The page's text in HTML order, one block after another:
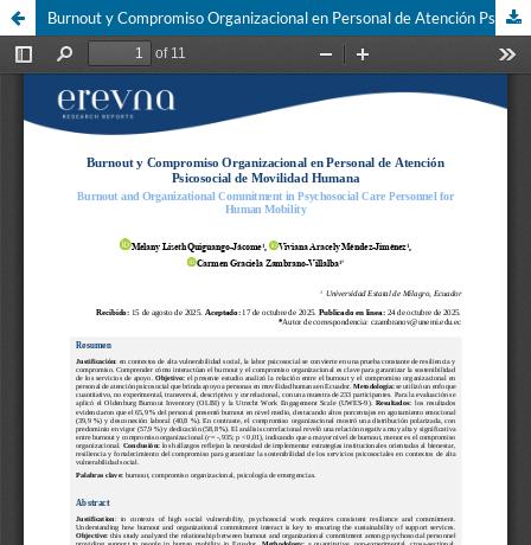
Burnout y Compromiso Organizacional en Personal de Atención Psicosocial de Movilidad Humana